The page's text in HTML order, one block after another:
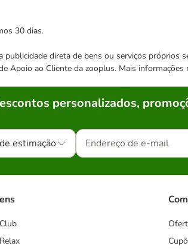
30 dias.
direta de bens ou serviços
Apoio ao Cliente da zooplus. Mais informações
personalizados,
estimação